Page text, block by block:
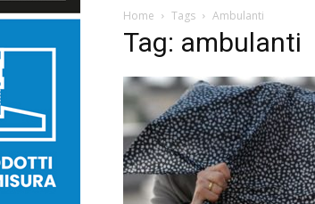
Home Tags Ambulanti
Tag: ambulanti